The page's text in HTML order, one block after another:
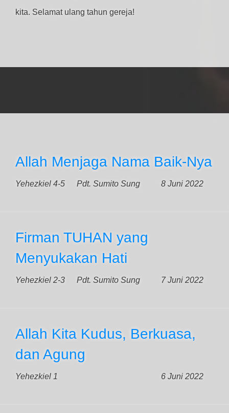
kita. Selamat ulang tahun gereja!
Allah Menjaga Nama Baik-Nya
Yehezkiel 4-5 8 Juni 2022
Pdt. Sumito Sung
Firman TUHAN yang
Menyukakan Hati
Yehezkiel 2-3 7 Juni 2022
Pdt. Sumito Sung
Allah Kita Kudus, Berkuasa,
dan Agung
Yehezkiel 1 6 Juni 2022